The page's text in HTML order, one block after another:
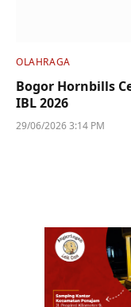
OLAHRAGA
Bogor Hornbills
IBL 2026
29/06/2026 3:14 PM